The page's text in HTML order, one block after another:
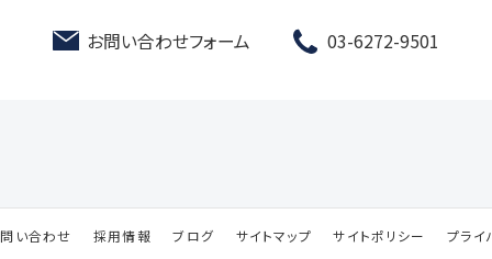
お問い合わせフォーム 03-6272-9501
い合わせ 採用情報 ブログ サイトマップ サイトポリシー プライ